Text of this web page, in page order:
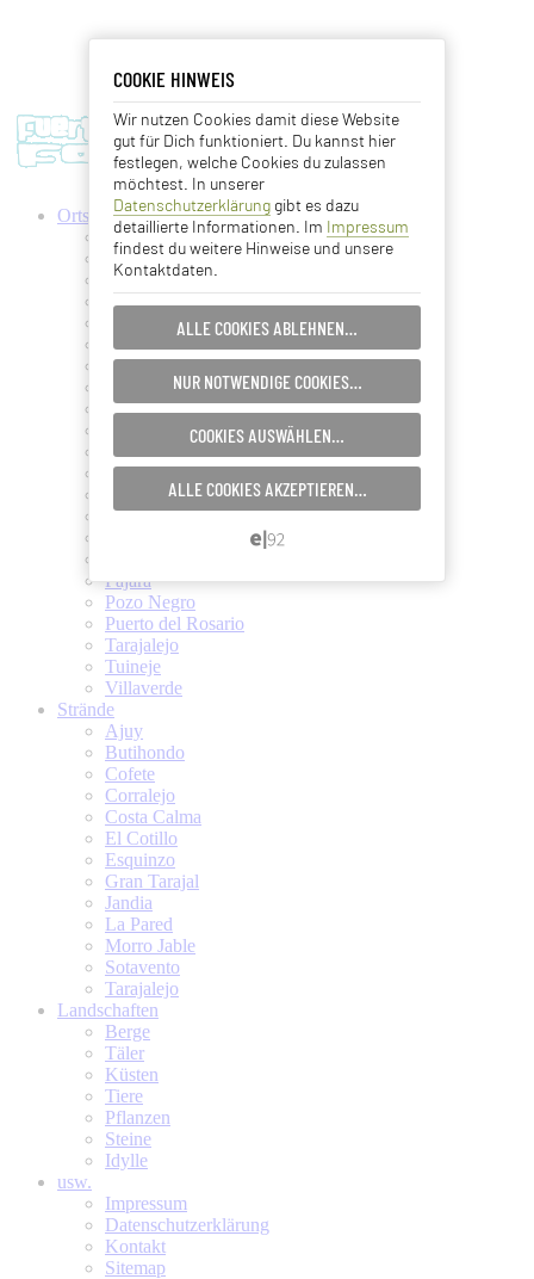
COOKIE HINWEIS
Wir nutzen Cookies damit diese Website
gut für Dich funktioniert. Du kannst hier
festlegen, welche Cookies du zulassen
möchtest. In unserer
Datenschutzerklärung gibt es dazu
detaillierte Informationen. Im Impressum
findest du weitere Hinweise und unsere
Kontaktdaten.
ALLE COOKIES ABLEHNEN…
NUR NOTWENDIGE COOKIES…
COOKIES AUSWÄHLEN…
ALLE COOKIES AKZEPTIEREN…
Essentielle Cookies
Advertising Cookies
EINSTELLUNGEN SPEICHERN…
ABBRECHEN…
Ortschaften
Antigua
Ajuy
Betancuria
Caleta de Fuste
Corralejo
Costa Calma
El Cotillo
Gran Tarajal
La Lajita
La Oliva
La Pared
Lajares
Pajara
Pozo Negro
Puerto del Rosario
Tarajalejo
Tuineje
Villaverde
Strände
Ajuy
Butihondo
Cofete
Corralejo
Costa Calma
El Cotillo
Esquinzo
Gran Tarajal
Jandia
La Pared
Morro Jable
Sotavento
Tarajalejo
Landschaften
Berge
Täler
Küsten
Tiere
Pflanzen
Steine
Idylle
usw.
Impressum
Datenschutzerklärung
Kontakt
Sitemap